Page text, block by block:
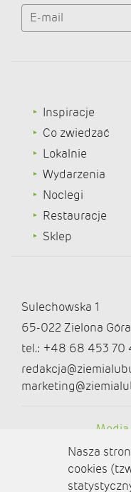
E-mail
Inspiracje
Co zwiedzać
Lokalnie
Wydarzenia
Noclegi
Restauracje
Sklep
Sulechowska 1
65-022 Zielona Góra
tel.: +48 68 453 70
Media
Nasza
cookies